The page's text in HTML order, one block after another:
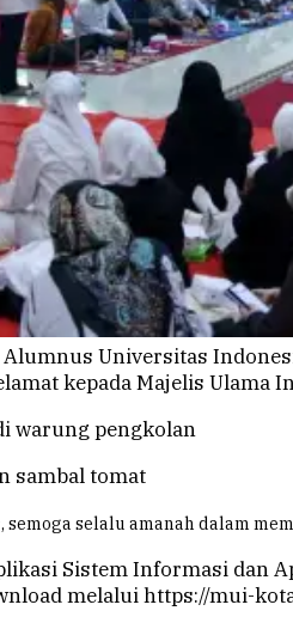
Alumnus Universitas
kepada Majelis Ulama
warung pengkolan
sambal tomat
semoga selalu amanah dalam
Sistem Informasi dan
melalui https://mui-